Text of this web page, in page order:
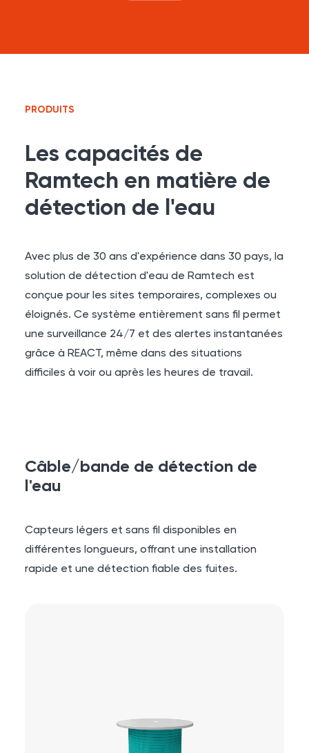
PRODUITS
Les capacités de
Ramtech en matière de
détection de l'eau
Avec plus de 30 ans d'expérience dans 30 pays, la
solution de détection d'eau de Ramtech est
conçue pour les sites temporaires, complexes ou
éloignés. Ce système entièrement sans fil permet
une surveillance 24/7 et des alertes instantanées
grâce à REACT, même dans des situations
difficiles à voir ou après les heures de travail.
Câble/bande de détection de
l'eau
Capteurs légers et sans fil disponibles en
différentes longueurs, offrant une installation
rapide et une détection fiable des fuites.